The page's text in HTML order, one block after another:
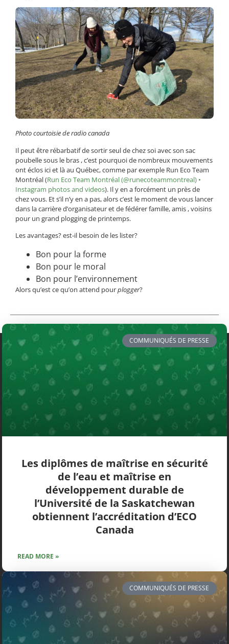
Photo courtoisie de radio canada
Il peut être rébarbatif de sortir seul de chez soi avec son sac
poubelle sous le bras , c’est pourquoi de nombreux mouvements
ont éclos ici et là au Québec, comme par exemple Run Eco Team
Montréal (Run Eco Team Montréal (@runecoteammontreal) •
Instagram photos and videos). Il y en a forcément un près de
chez vous. Et s’il n’y en a pas, alors c’est le moment de vous lancer
dans la carrière d’organisateur et de fédérer famille, amis , voisins
pour un grand plogging de printemps.
Les avantages? est-il besoin de les lister?
Bon pour la forme
Bon pour le moral
Bon pour l’environnement
Alors qu’est ce qu’on attend pourplogger?
COMMUNIQUÉS DE PRESSE
Les diplômes de maîtrise en sécurité
de l’eau et maîtrise en
développement durable de
l’Université de la Saskatchewan
obtiennent l’accréditation d’ECO
Canada
READ MORE »
COMMUNIQUÉS DE PRESSE